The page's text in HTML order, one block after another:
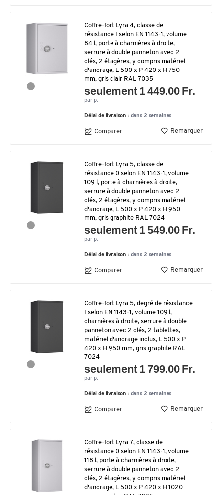
Coffre-fort Lyra 4, classe de
résistance I selon EN 1143-1, volume
84 l, porte à charnières à droite,
serrure à double panneton avec 2
clés, 2 étagères, y compris matériel
d'ancrage, L 500 x P 420 x H 750
mm, gris clair RAL 7035
seulement 1 449.00 Fr.
par p.
Délai de livraison : dans 2 semaines
Comparer Remarquer
Coffre-fort Lyra 5, classe de
résistance 0 selon EN 1143-1, volume
109 l, porte à charnières à droite,
serrure à double panneton avec 2
clés, 2 étagères, y compris matériel
d'ancrage, L 500 x P 420 x H 950
mm, gris graphite RAL 7024
seulement 1 549.00 Fr.
par p.
Délai de livraison : dans 2 semaines
Comparer Remarquer
Coffre-fort Lyra 5, degré de résistance
I selon EN 1143-1, volume 109 l,
charnières à droite, serrure à double
panneton avec 2 clés, 2 tablettes,
matériel d'ancrage inclus, L 500 x P
420 x H 950 mm, gris graphite RAL
7024
seulement 1 799.00 Fr.
par p.
Délai de livraison : dans 2 semaines
Comparer Remarquer
Coffre-fort Lyra 7, classe de
résistance 0 selon EN 1143-1, volume
118 l, porte à charnières à droite,
serrure à double panneton avec 2
clés, 2 étagères, y compris matériel
d'ancrage, L 500 x P 420 x H 1020